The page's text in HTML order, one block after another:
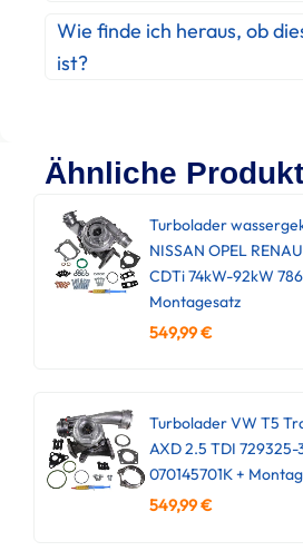
Wie finde ich heraus, ob
ist?
Ähnliche
Turbolader
NISSAN OPEL
CDTi 74kW-92kW
Montagesatz
549,99€
Turbolader VW T5
AXD 2.5 TDI 729325-
070145701K +
549,99€